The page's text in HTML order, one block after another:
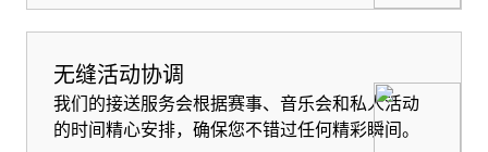
无缝活动协调
我们的接送服务会根据赛事、音乐会和私人活动
的时间精心安排，确保您不错过任何精彩瞬间。